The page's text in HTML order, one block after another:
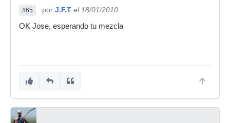
#65 por J.F.T el 18/01/2010
OK Jose, esperando tu mezcla